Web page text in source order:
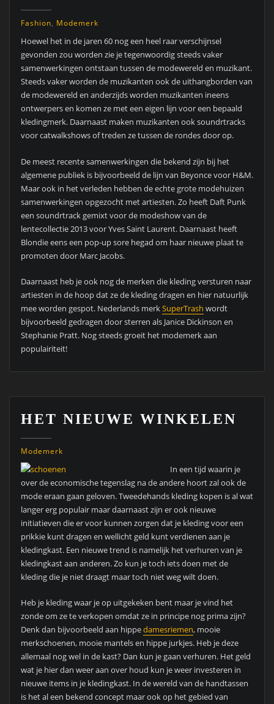
Fashion, Modemerk
Hoewel het in de jaren 60 nog een heel raar verschijnsel
gevonden zou worden zie je tegenwoordig steeds vaker
samenwerkingen ontstaan tussen de modewereld en muzikant.
Steeds vaker worden de muzikanten ook de uithangborden van
de modewereld en anderzijds worden muzikanten ineens
ontwerpers en komen ze met een eigen lijn voor een bepaald
kledingmerk. Daarnaast maken muzikanten ook soundrtracks
voor catwalkshows of treden ze tussen de rondes door op.
De meest recente samenwerkingen die bekend zijn bij het
algemene publiek is bijvoorbeeld de lijn van Beyonce voor H&M.
Maar ook in het verleden hebben de echte grote modehuizen
samenwerkingen opgezocht met artiesten. Zo heeft Daft Punk
een soundrtrack gemixt voor de modeshow van de
lentecollectie 2013 voor Yves Saint Laurent. Daarnaast heeft
Blondie eens een pop-up sore hegad om haar nieuwe plaat te
promoten door Marc Jacobs.
Daarnaast heb je ook nog de merken die kleding versturen naar
artiesten in de hoop dat ze de kleding dragen en hier natuurlijk
mee worden gespot. Nederlands merkSuperTrash wordt
bijvoorbeeld gedragen door sterren als Janice Dickinson en
Stephanie Pratt. Nog steeds groeit het modemerk aan
populairiteit!
HET NIEUWE WINKELEN
Modemerk
In een tijd waarin je
over de economische tegenslag na de andere hoort zal ook de
mode eraan gaan geloven. Tweedehands kleding kopen is al wat
langer erg populair maar daarnaast zijn er ook nieuwe
initiatieven die er voor kunnen zorgen dat je kleding voor een
prikkie kunt dragen en wellicht geld kunt verdienen aan je
kledingkast. Een nieuwe trend is namelijk het verhuren van je
kledingkast aan anderen. Zo kun je toch iets doen met de
kleding die je niet draagt maar toch niet weg wilt doen.
Heb je kleding waar je op uitgekeken bent maar je vind het
zonde om ze te verkopen omdat ze in principe nog prima zijn?
Denk dan bijvoorbeeld aan hippedamesriemen, mooie
merkschoenen, mooie mantels en hippe jurkjes. Heb je deze
allemaal nog wel in de kast? Dan kun je gaan verhuren. Het geld
wat je hier dan weer aan over houd kun je weer investeren in
nieuwe items in je kledingkast. In de wereld van de handtassen
is het al een bekend concept maar ook op het gebied van